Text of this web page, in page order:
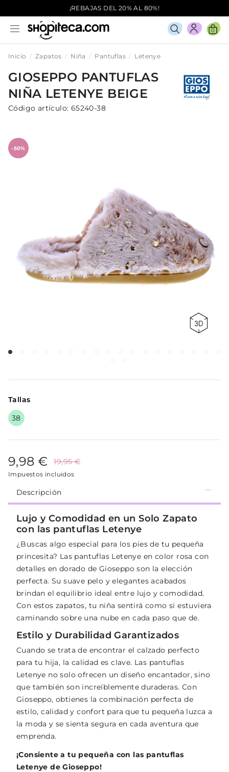
¡REBAJAS DEL 20% AL 80%!
0
Inicio Zapatos Niña Pantuflas Letenye
GIOSEPPO PANTUFLAS
NIÑA LETENYE BEIGE
Código artículo: 65240-38
-50%
Tallas
38
9,98 € 19,95 €
Impuestos incluidos
Descripción
Lujo y Comodidad en un Solo Zapato
con las pantuflas Letenye
¿Buscas algo especial para los pies de tu pequeña
princesita? Las pantuflas Letenye en color rosa con
detalles en dorado de Gioseppo son la elección
perfecta. Su suave pelo y elegantes acabados
brindan el equilibrio ideal entre lujo y comodidad.
Con estos zapatos, tu niña sentirá como si estuviera
caminando sobre una nube en cada paso que de.
Estilo y Durabilidad Garantizados
Cuando se trata de encontrar el calzado perfecto
para tu hija, la calidad es clave. Las pantuflas
Letenye no solo ofrecen un diseño encantador, sino
que también son increíblemente duraderas. Con
Gioseppo, obtienes la combinación perfecta de
estilo, calidad y confort para que tu pequeña luzca a
la moda y se sienta segura en cada aventura que
emprenda.
¡Consiente a tu pequeña con las pantuflas
Letenye de Gioseppo!